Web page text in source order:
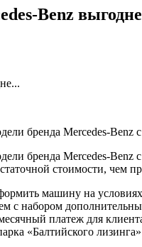
Benz
бренда Mercedes-
бренда Mercedes-
стоимости, чем
машину на
с набором
платеж для
«Балтийского лизинга»